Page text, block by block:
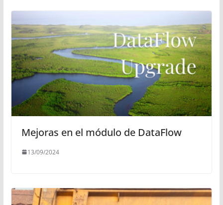
Mejoras en el módulo de DataFlow
13/09/2024